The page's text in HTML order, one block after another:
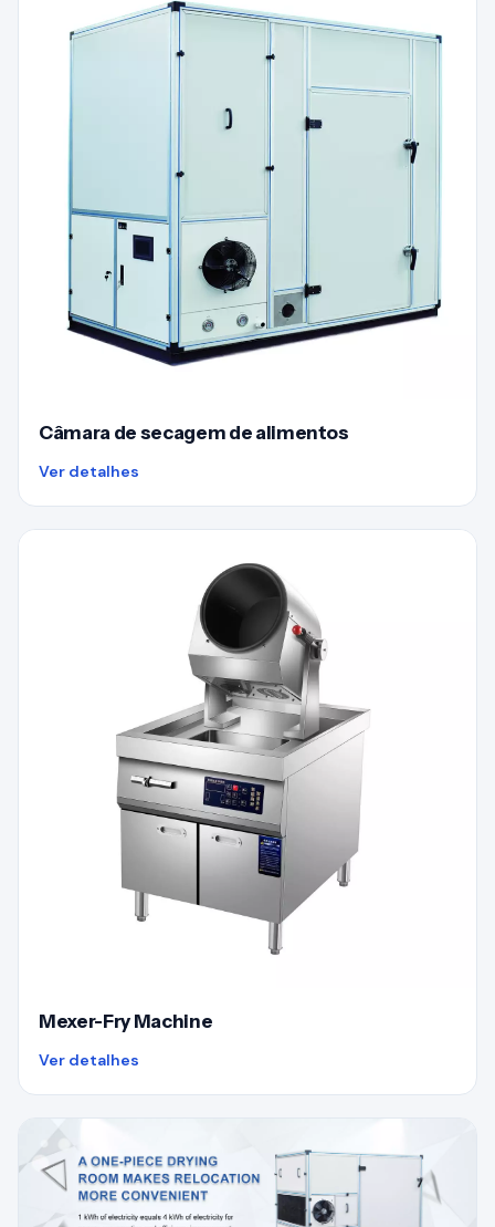
Câmara de secagem de alimentos
Ver detalhes
Mexer-Fry Machine
Ver detalhes